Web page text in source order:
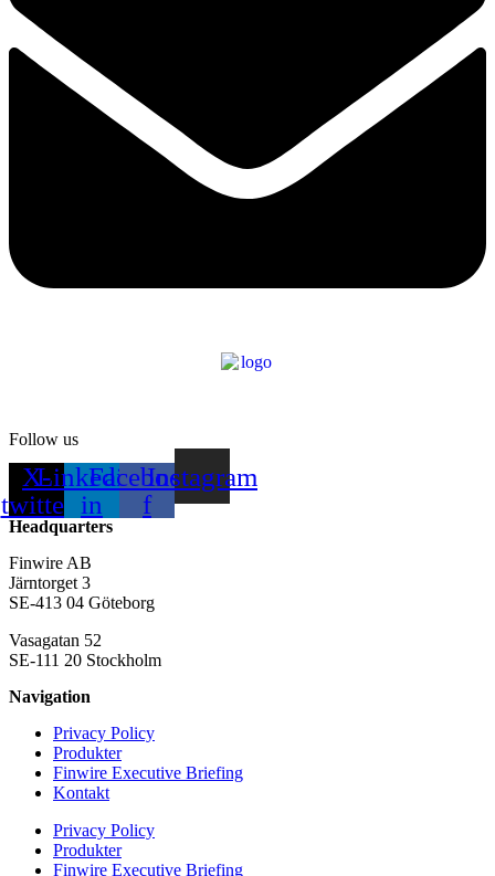
Follow us
X-
twitter
Linkedin-
in
Facebook-
f
Instagram
Headquarters
Finwire AB
Järntorget 3
SE-413 04 Göteborg
Vasagatan 52
SE-111 20 Stockholm
Navigation
Privacy Policy
Produkter
Finwire Executive Briefing
Kontakt
Privacy Policy
Produkter
Finwire Executive Briefing